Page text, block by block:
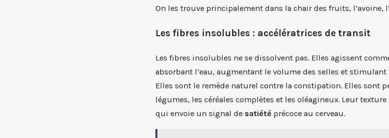
On les trouve principalement dans la chair des fruits, l’avoine,
Les fibres insolubles : accélératrices de transit
Les fibres insolubles ne se dissolvent pas. Elles agissent
absorbant l’eau, augmentant le volume des selles et
Elles sont le remède naturel contre la constipation. Elles sont
légumes, les céréales complètes et les oléagineux. Leur
qui envoie un signal de satiété précoce au cerveau.